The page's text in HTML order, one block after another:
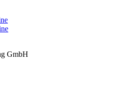
GmbH